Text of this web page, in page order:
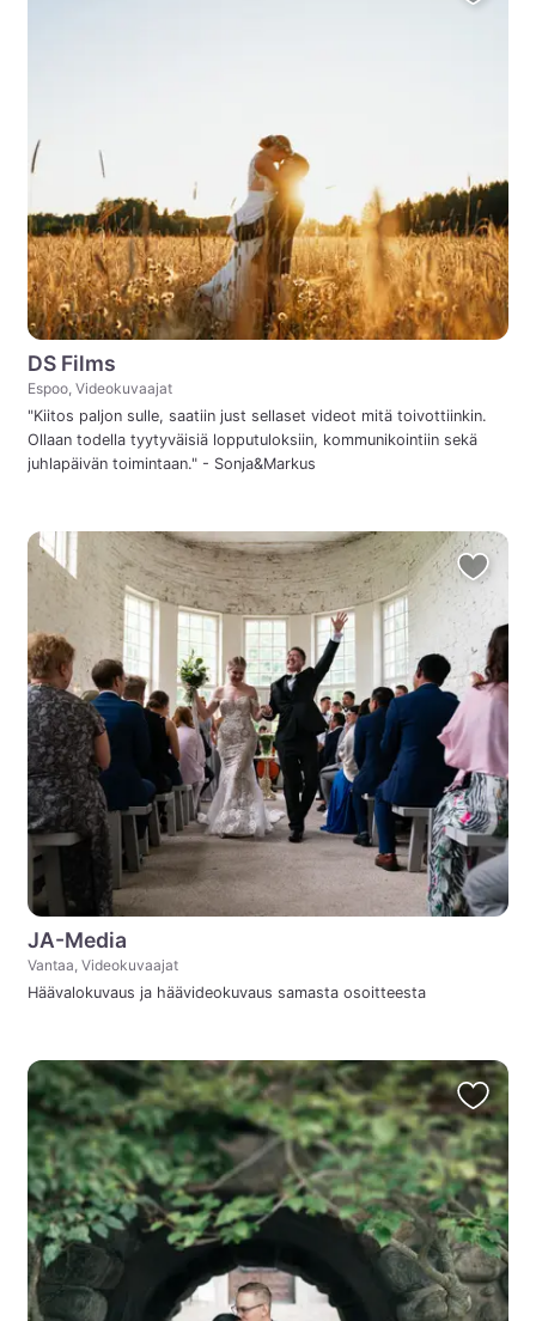
DS Films
Espoo, Videokuvaajat
"Kiitos paljon sulle, saatiin just sellaset videot mitä toivottiinkin.
Ollaan todella tyytyväisiä lopputuloksiin, kommunikointiin sekä
juhlapäivän toimintaan." - Sonja&Markus
JA-Media
Vantaa, Videokuvaajat
Häävalokuvaus ja häävideokuvaus samasta osoitteesta